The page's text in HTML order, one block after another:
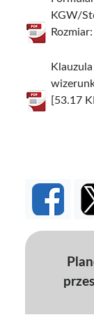
KGW/
[53.17